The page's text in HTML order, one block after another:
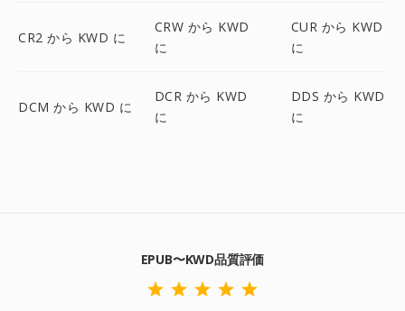
CR2 から KWD に
CRW から KWD
に
CUR から KWD
に
DCM から KWD に
DCR から KWD
に
DDS から KWD
に
EPUB〜KWD品質評価